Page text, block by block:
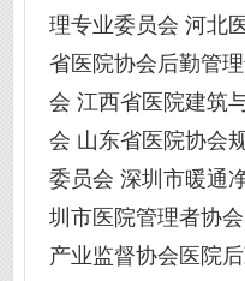
理专业委员会 河北
省医院协会后勤管
会 江西省医院建筑
会 山东省医院协会
委员会 深圳市暖通
圳市医院管理者协
产业监督协会医院